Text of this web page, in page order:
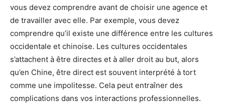
vous devez comprendre avant de choisir une agence et
de travailler avec elle. Par exemple, vous devez
comprendre qu’il existe une différence entre les cultures
occidentale et chinoise. Les cultures occidentales
s’attachent à être directes et à aller droit au but, alors
qu’en Chine, être direct est souvent interprété à tort
comme une impolitesse. Cela peut entraîner des
complications dans vos interactions professionnelles.